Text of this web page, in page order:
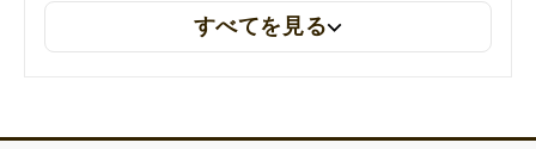
すべてを見る